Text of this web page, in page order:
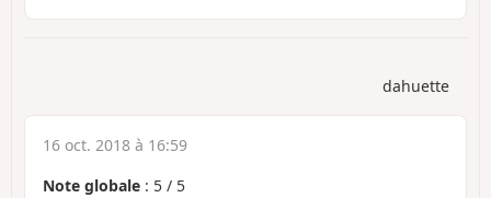
dahuette
16 oct. 2018 à 16:59
Note globale : 5 / 5